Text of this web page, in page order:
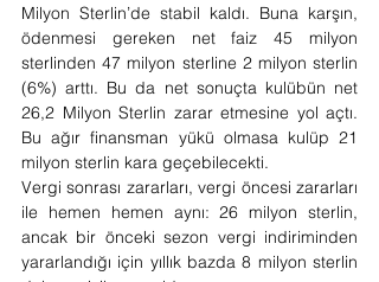
Milyon Sterlin’de stabil kaldı. Buna karşın,
ödenmesi gereken net faiz 45 milyon
sterlinden 47 milyon sterline 2 milyon sterlin
(6%) arttı. Bu da net sonuçta kulübün net
26,2 Milyon Sterlin zarar etmesine yol açtı.
Bu ağır finansman yükü olmasa kulüp 21
milyon sterlin kara geçebilecekti.
Vergi sonrası zararları, vergi öncesi zararları
ile hemen hemen aynı: 26 milyon sterlin,
ancak bir önceki sezon vergi indiriminden
yararlandığı için yıllık bazda 8 milyon sterlin